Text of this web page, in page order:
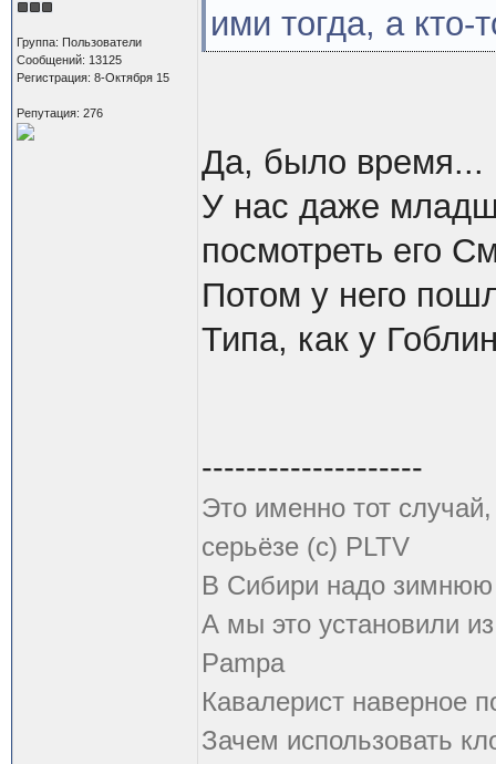
Группа: Пользователи
Сообщений: 13125
Регистрация: 8-Октября 15
Репутация: 276
ими тогда, а кто-
Да, было время...
У нас даже
посмотреть его
Потом у него
Типа, как у
--------------------
Это именно тот
серьёзе (с) PLTV
В Сибири надо зимнюю
А мы это установили
Pampa
Кавалерист наверное
Зачем использовать